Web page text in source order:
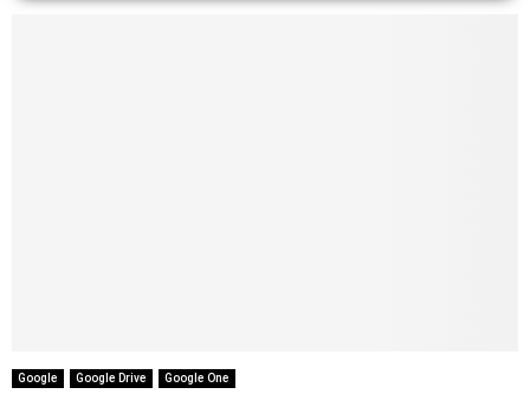
Google Google Drive Google One